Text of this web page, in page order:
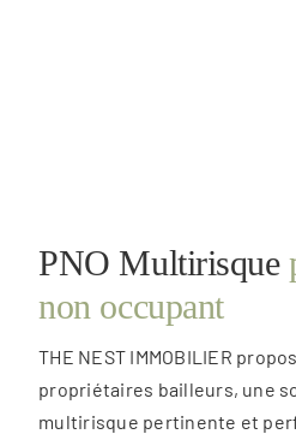
PNO Multirisque
non occupant
THE NEST IMMOBILIER
propriétaires bailleurs, une
multirisque pertinente et